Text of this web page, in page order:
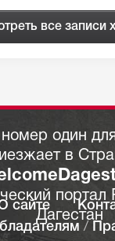
все записи
один
в
портал
Дагестан
сайте
/